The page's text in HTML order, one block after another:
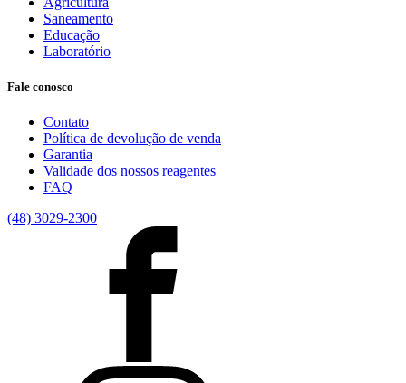
Saneamento
Educação
Laboratório
Fale conosco
Contato
Política de devolução de venda
Garantia
Validade dos nossos reagentes
FAQ
(48) 3029-2300